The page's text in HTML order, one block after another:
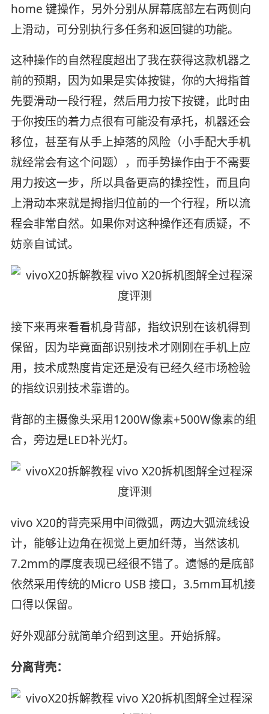
home 键操作，另外分别从屏幕底部左右两侧向
上滑动，可分别执行多任务和返回键的功能。
这种操作的自然程度超出了我在获得这款机器之
前的预期，因为如果是实体按键，你的大拇指首
先要滑动一段行程，然后用力按下按键，此时由
于你按压的着力点很有可能没有承托，机器还会
移位，甚至有从手上掉落的风险（小手配大手机
就经常会有这个问题），而手势操作由于不需要
用力按这一步，所以具备更高的操控性，而且向
上滑动本来就是拇指归位前的一个行程，所以流
程会非常自然。如果你对这种操作还有质疑，不
妨亲自试试。
接下来再来看看机身背部，指纹识别在该机得到
保留，因为毕竟面部识别技术才刚刚在手机上应
用，技术成熟度肯定还是没有已经久经市场检验
的指纹识别技术靠谱的。
背部的主摄像头采用1200W像素+500W像素的组
合，旁边是LED补光灯。
vivo X20的背壳采用中间微弧，两边大弧流线设
计，能够让边角在视觉上更加纤薄，当然该机
7.2mm的厚度表现已经很不错了。遗憾的是底部
依然采用传统的Micro USB 接口，3.5mm耳机接
口得以保留。
好外观部分就简单介绍到这里。开始拆解。
分离背壳：